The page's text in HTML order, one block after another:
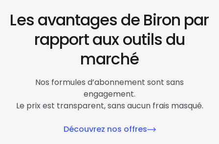
Les avantages de Biron par
rapport aux outils du
marché
Nos formules d’abonnement sont sans
engagement.
Le prix est transparent, sans aucun frais masqué.
Découvrez nos offres